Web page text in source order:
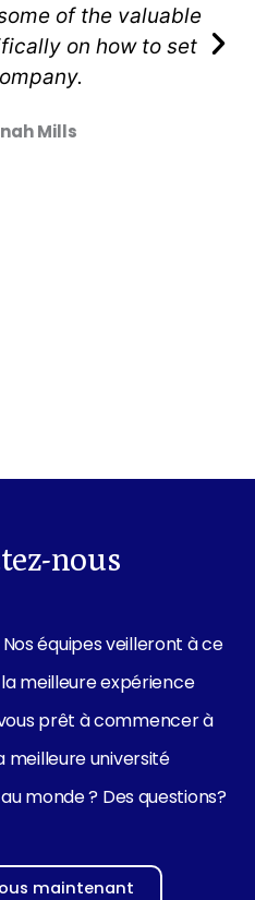
of the valuable
on how to set
Mills
nous
équipes veilleront à ce
meilleure expérience
prêt à commencer à
meilleure université
monde ? Des questions?
maintenant